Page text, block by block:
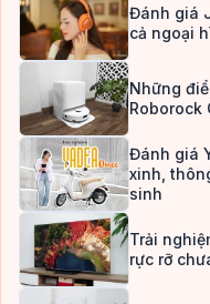
Đánh giá
cả ngoại
Những
Roborock
Đánh giá
xinh,
sinh
Trải
rực rỡ